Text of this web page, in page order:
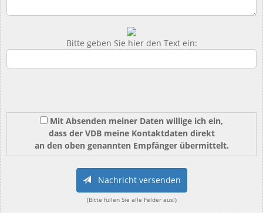
Bitte geben Sie hier den Text ein:
Mit Absenden meiner Daten willige ich ein,
dass der VDB meine Kontaktdaten direkt
an den oben genannten Empfänger übermittelt.
Nachricht versenden
(Bitte füllen Sie alle Felder aus!)